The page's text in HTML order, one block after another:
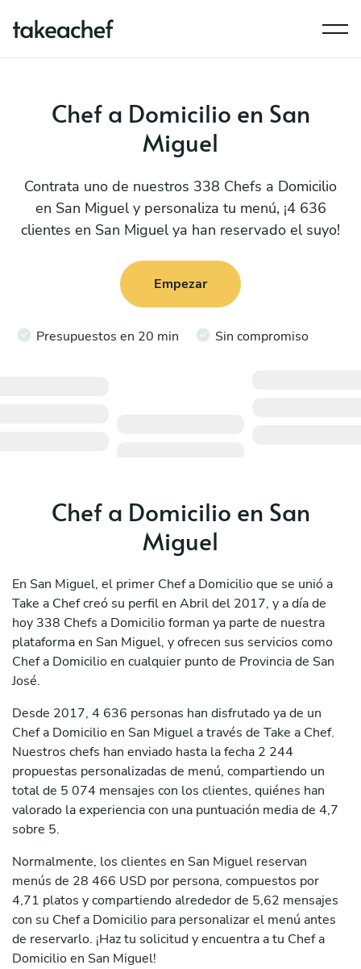
Chef a Domicilio en San
Miguel
Contrata uno de nuestros 338 Chefs a Domicilio
en San Miguel y personaliza tu menú, ¡4 636
clientes en San Miguel ya han reservado el suyo!
Empezar
Presupuestos en 20 min Sin compromiso
Chef a Domicilio en San
Miguel
En San Miguel, el primer Chef a Domicilio que se unió a
Take a Chef creó su perfil en Abril del 2017, y a día de
hoy 338 Chefs a Domicilio forman ya parte de nuestra
plataforma en San Miguel, y ofrecen sus servicios como
Chef a Domicilio en cualquier punto de Provincia de San
José.
Desde 2017, 4 636 personas han disfrutado ya de un
Chef a Domicilio en San Miguel a través de Take a Chef.
Nuestros chefs han enviado hasta la fecha 2 244
propuestas personalizadas de menú, compartiendo un
total de 5 074 mensajes con los clientes, quiénes han
valorado la experiencia con una puntuación media de 4,7
sobre 5.
Normalmente, los clientes en San Miguel reservan
menús de 28 466 USD por persona, compuestos por
4,71 platos y compartiendo alrededor de 5,62 mensajes
con su Chef a Domicilio para personalizar el menú antes
de reservarlo. ¡Haz tu solicitud y encuentra a tu Chef a
Domicilio en San Miguel!